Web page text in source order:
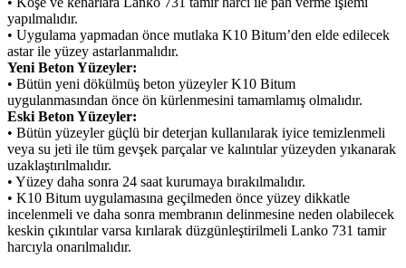
yapılmalıdır.
• Uygulama yapmadan önce mutlaka K10 Bitum’den elde edilecek
astar ile yüzey astarlanmalıdır.
Yeni Beton Yüzeyler:
• Bütün yeni dökülmüş beton yüzeyler K10 Bitum
uygulanmasından önce ön kürlenmesini tamamlamış olmalıdır.
Eski Beton Yüzeyler:
• Bütün yüzeyler güçlü bir deterjan kullanılarak iyice temizlenmeli
veya su jeti ile tüm gevşek parçalar ve kalıntılar yüzeyden yıkanarak
uzaklaştırılmalıdır.
• Yüzey daha sonra 24 saat kurumaya bırakılmalıdır.
• K10 Bitum uygulamasına geçilmeden önce yüzey dikkatle
incelenmeli ve daha sonra membranın delinmesine neden olabilecek
keskin çıkıntılar varsa kırılarak düzgünleştirilmeli Lanko 731 tamir
harcıyla onarılmalıdır.